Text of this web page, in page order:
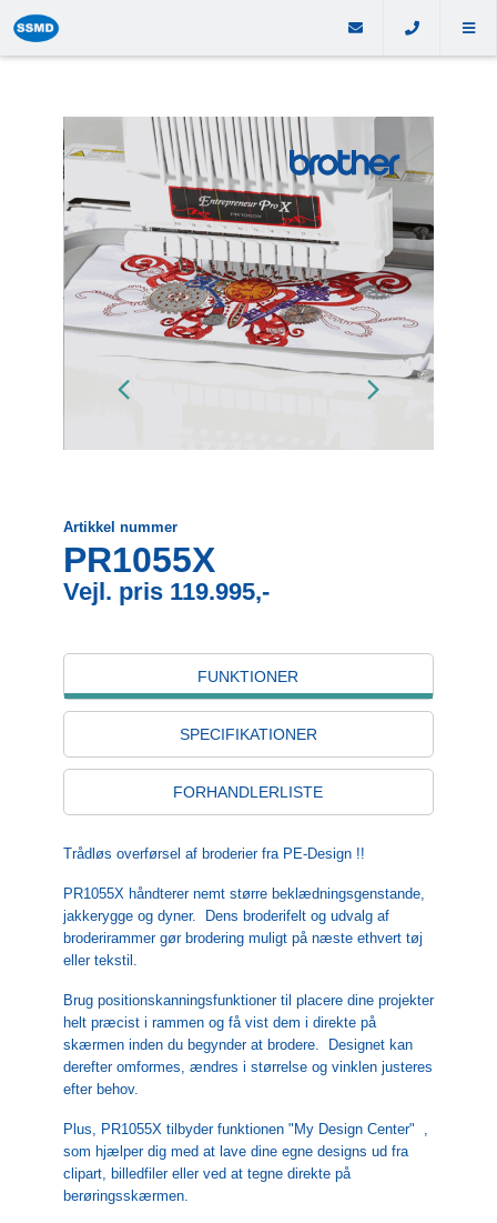
Artikkel nummer
PR1055X
Vejl. pris 119.995,-
FUNKTIONER
SPECIFIKATIONER
FORHANDLERLISTE
Trådløs overførsel af broderier fra PE-Design !!
PR1055X håndterer nemt større beklædningsgenstande,
jakkerygge og dyner. Dens broderifelt og udvalg af
broderirammer gør brodering muligt på næste ethvert tøj
eller tekstil.
Brug positionskanningsfunktioner til placere dine projekter
helt præcist i rammen og få vist dem i direkte på
skærmen inden du begynder at brodere. Designet kan
derefter omformes, ændres i størrelse og vinklen justeres
efter behov.
Plus, PR1055X tilbyder funktionen "My Design Center" ,
som hjælper dig med at lave dine egne designs ud fra
clipart, billedfiler eller ved at tegne direkte på
berøringsskærmen.